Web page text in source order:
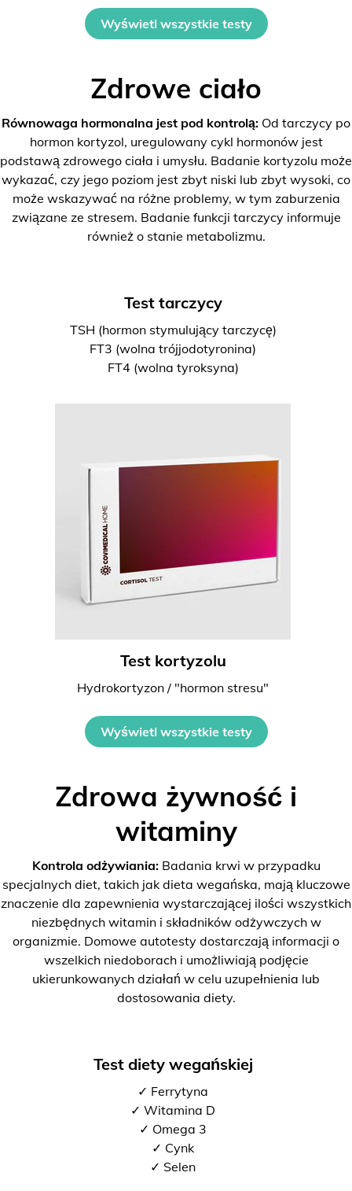
Wyświetl wszystkie testy
Zdrowe ciało
Równowaga hormonalna jest pod kontrolą: Od tarczycy po
hormon kortyzol, uregulowany cykl hormonów jest
podstawą zdrowego ciała i umysłu. Badanie kortyzolu może
wykazać, czy jego poziom jest zbyt niski lub zbyt wysoki, co
może wskazywać na różne problemy, w tym zaburzenia
związane ze stresem. Badanie funkcji tarczycy informuje
również o stanie metabolizmu.
Test tarczycy
TSH (hormon stymulujący tarczycę)
FT3 (wolna trójjodotyronina)
FT4 (wolna tyroksyna)
Test kortyzolu
Hydrokortyzon / "hormon stresu"
Wyświetl wszystkie testy
Zdrowa żywność i
witaminy
Kontrola odżywiania:Badania krwi w przypadku
specjalnych diet, takich jak dieta wegańska, mają kluczowe
znaczenie dla zapewnienia wystarczającej ilości wszystkich
niezbędnych witamin i składników odżywczych w
organizmie. Domowe autotesty dostarczają informacji o
wszelkich niedoborach i umożliwiają podjęcie
ukierunkowanych działań w celu uzupełnienia lub
dostosowania diety.
Test diety wegańskiej
✓ Ferrytyna
✓ Witamina D
✓ Omega 3
✓ Cynk
✓ Selen